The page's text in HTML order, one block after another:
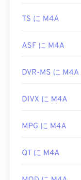
TS に M4A
ASF に M4A
DVR-MS に M4A
DIVX に M4A
MPG に M4A
QT に M4A